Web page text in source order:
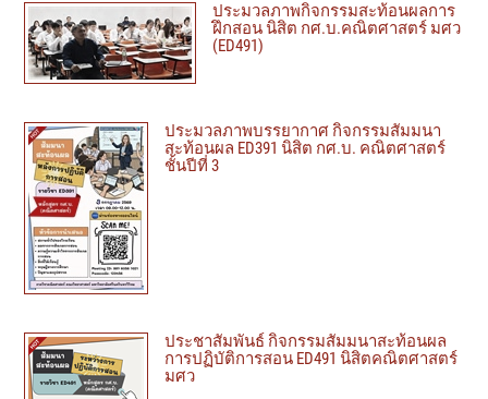
ประมวลภาพกิจกรรมสะท้อนผลการ
ฝึกสอน นิสิต กศ.บ.คณิตศาสตร์ มศว
(ED491)
ประมวลภาพบรรยากาศ กิจกรรมสัมมนา
สะท้อนผล ED391 นิสิต กศ.บ. คณิตศาสตร์
ชั้นปีที่ 3
ประชาสัมพันธ์ กิจกรรมสัมมนาสะท้อนผล
การปฏิบัติการสอน ED491 นิสิตคณิตศาสตร์
มศว